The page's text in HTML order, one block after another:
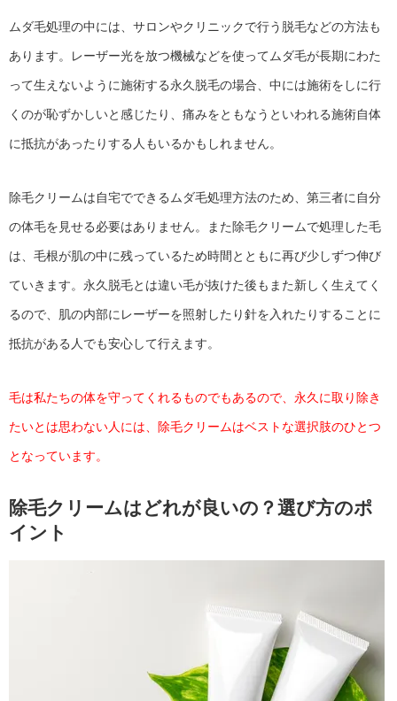
ムダ毛処理の中には、サロンやクリニックで行う脱毛などの方法も
あります。レーザー光を放つ機械などを使ってムダ毛が長期にわた
って生えないように施術する永久脱毛の場合、中には施術をしに行
くのが恥ずかしいと感じたり、痛みをともなうといわれる施術自体
に抵抗があったりする人もいるかもしれません。
除毛クリームは自宅でできるムダ毛処理方法のため、第三者に自分
の体毛を見せる必要はありません。また除毛クリームで処理した毛
は、毛根が肌の中に残っているため時間とともに再び少しずつ伸び
ていきます。永久脱毛とは違い毛が抜けた後もまた新しく生えてく
るので、肌の内部にレーザーを照射したり針を入れたりすることに
抵抗がある人でも安心して行えます。
毛は私たちの体を守ってくれるものでもあるので、永久に取り除き
たいとは思わない人には、除毛クリームはベストな選択肢のひとつ
となっています。
除毛クリームはどれが良いの？選び方のポ
イント